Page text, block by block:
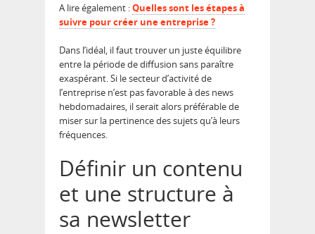
A lire également :Quelles sont les étapes à
suivre pour créer une entreprise ?
Dans l’idéal, il faut trouver un juste équilibre
entre la période de diffusion sans paraître
exaspérant. Si le secteur d’activité de
l’entreprise n’est pas favorable à des news
hebdomadaires, il serait alors préférable de
miser sur la pertinence des sujets qu’à leurs
fréquences.
Définir un contenu
et une structure à
sa newsletter